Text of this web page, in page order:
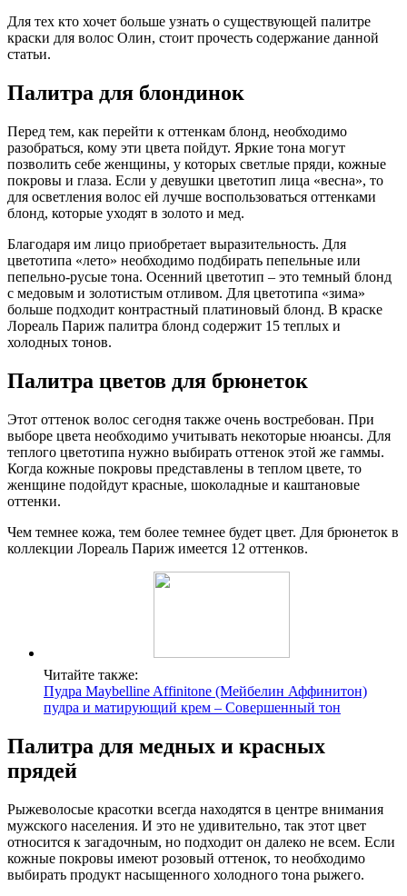
Для тех кто хочет больше узнать о существующей палитре
краски для волос Олин, стоит прочесть содержание данной
статьи.
Палитра для блондинок
Перед тем, как перейти к оттенкам блонд, необходимо
разобраться, кому эти цвета пойдут. Яркие тона могут
позволить себе женщины, у которых светлые пряди, кожные
покровы и глаза. Если у девушки цветотип лица «весна», то
для осветления волос ей лучше воспользоваться оттенками
блонд, которые уходят в золото и мед.
Благодаря им лицо приобретает выразительность. Для
цветотипа «лето» необходимо подбирать пепельные или
пепельно-русые тона. Осенний цветотип – это темный блонд
с медовым и золотистым отливом. Для цветотипа «зима»
больше подходит контрастный платиновый блонд. В краске
Лореаль Париж палитра блонд содержит 15 теплых и
холодных тонов.
Палитра цветов для брюнеток
Этот оттенок волос сегодня также очень востребован. При
выборе цвета необходимо учитывать некоторые нюансы. Для
теплого цветотипа нужно выбирать оттенок этой же гаммы.
Когда кожные покровы представлены в теплом цвете, то
женщине подойдут красные, шоколадные и каштановые
оттенки.
Чем темнее кожа, тем более темнее будет цвет. Для брюнеток в
коллекции Лореаль Париж имеется 12 оттенков.
Читайте также:
Пудра Maybelline Affinitone (Мейбелин Аффинитон)
пудра и матирующий крем – Совершенный тон
Палитра для медных и красных
прядей
Рыжеволосые красотки всегда находятся в центре внимания
мужского населения. И это не удивительно, так этот цвет
относится к загадочным, но подходит он далеко не всем. Если
кожные покровы имеют розовый оттенок, то необходимо
выбирать продукт насыщенного холодного тона рыжего.